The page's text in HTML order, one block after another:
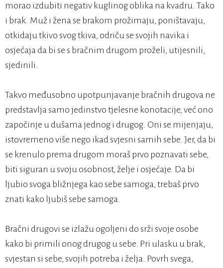
morao izdubiti negativ kuglinog oblika na kvadru. Tako
i brak. Muž i žena se brakom prožimaju, poništavaju,
otkidaju tkivo svog tkiva, odriču se svojih navika i
osjećaja da bi se s bračnim drugom proželi, utijesnili,
sjedinili.
Takvo međusobno upotpunjavanje bračnih drugova ne
predstavlja samo jedinstvo tjelesne konotacije, već ono
započinje u dušama jednog i drugog. Oni se mijenjaju,
istovremeno više nego ikad svjesni samih sebe. Jer, da bi
se krenulo prema drugom moraš prvo poznavati sebe,
biti siguran u svoju osobnost, želje i osjećaje. Da bi
ljubio svoga bližnjega kao sebe samoga, trebaš prvo
znati kako ljubiš sebe samoga.
Bračni drugovi se izlažu ogoljeni do srži svoje osobe
kako bi primili onog drugog u sebe. Pri ulasku u brak,
svjestan si sebe, svojih potreba i želja. Povrh svega,